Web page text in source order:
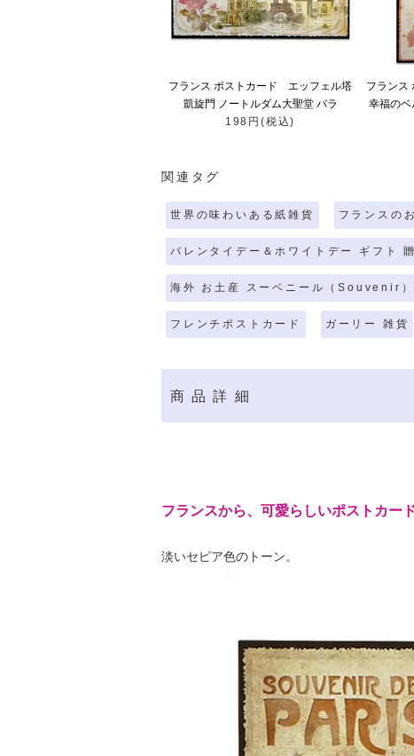
フランス ポストカード エッフェル塔
凱旋門 ノートルダム大聖堂 バラ
（meilleurs voeux de paris)
198円(税込)
フランス
幸福の
関連タグ
世界の味わいある紙雑貨 フランスの
バレンタイデー＆ホワイトデー ギフト
海外 お土産 スーベニール（Souvenir）
フレンチポストカード ガーリー 雑貨
商品詳細
フランスから、可愛らしいポストカー
淡いセピア色のトーン。